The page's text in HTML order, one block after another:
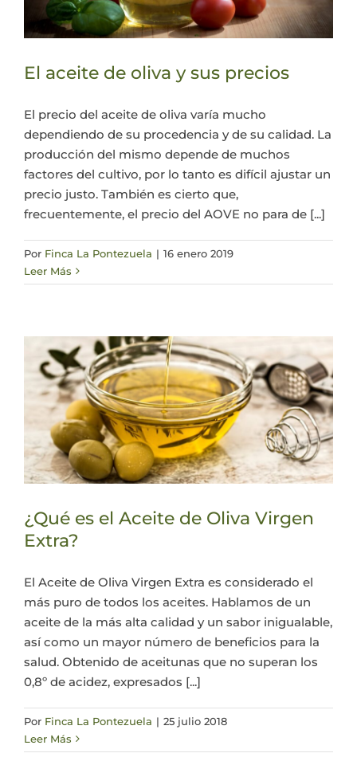
El aceite de oliva y sus precios
El precio del aceite de oliva varía mucho
dependiendo de su procedencia y de su calidad. La
producción del mismo depende de muchos
factores del cultivo, por lo tanto es difícil ajustar un
precio justo. También es cierto que,
frecuentemente, el precio del AOVE no para de [...]
Por Finca La Pontezuela | 16 enero 2019
Leer Más
¿Qué es el Aceite de Oliva Virgen
Extra?
El Aceite de Oliva Virgen Extra es considerado el
más puro de todos los aceites. Hablamos de un
aceite de la más alta calidad y un sabor inigualable,
así como un mayor número de beneficios para la
salud. Obtenido de aceitunas que no superan los
0,8º de acidez, expresados [...]
Por Finca La Pontezuela | 25 julio 2018
Leer Más